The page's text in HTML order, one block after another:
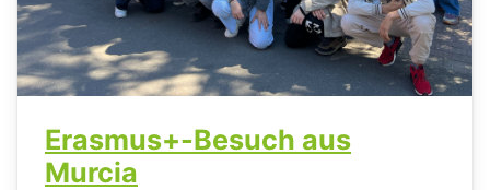
Erasmus+-Besuch aus
Murcia